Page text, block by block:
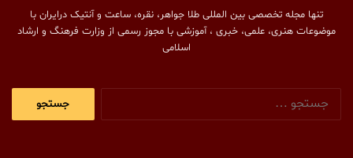
تنها مجله تخصصی بین المللی طلا جواهر، نقره، ساعت و آنتیک درایران با
موضوعات هنری، علمی، خبری ، آموزشی با مجوز رسمی از وزارت فرهنگ و ارشاد
اسلامی